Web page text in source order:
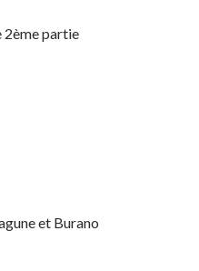
2ème partie
et Burano